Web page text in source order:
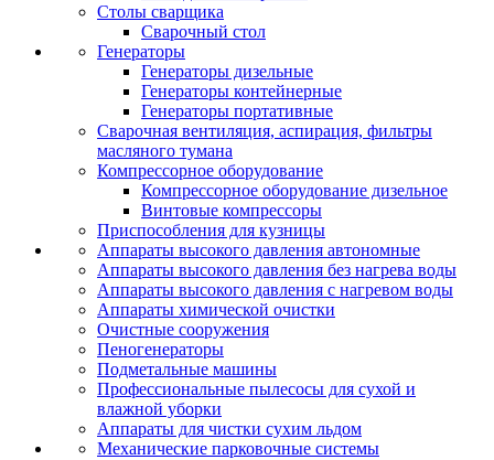
Столы сварщика
Сварочный стол
Генераторы
Генераторы дизельные
Генераторы контейнерные
Генераторы портативные
Сварочная вентиляция, аспирация, фильтры
масляного тумана
Компрессорное оборудование
Компрессорное оборудование дизельное
Винтовые компрессоры
Приспособления для кузницы
Аппараты высокого давления автономные
Аппараты высокого давления без нагрева воды
Аппараты высокого давления с нагревом воды
Аппараты химической очистки
Очистные сооружения
Пеногенераторы
Подметальные машины
Профессиональные пылесосы для сухой и
влажной уборки
Аппараты для чистки сухим льдом
Механические парковочные системы